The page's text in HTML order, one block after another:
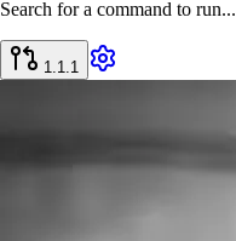
Search for a command to run...
1.1.1